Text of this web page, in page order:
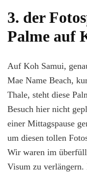
3. der
Palme auf
Auf Koh Samui,
Mae Name Beach,
Thale, steht diese
Besuch hier nicht
einer Mittagspause
um diesen tollen
Wir waren im
Visum zu verlängern.